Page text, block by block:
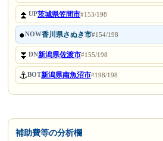
⏫UP茨城県笠間市#153/198
●NOW香川県さぬき市#154/198
⏬DN新潟県佐渡市#155/198
⚓BOT新潟県南魚沼市#198/198
補助費等の分析欄